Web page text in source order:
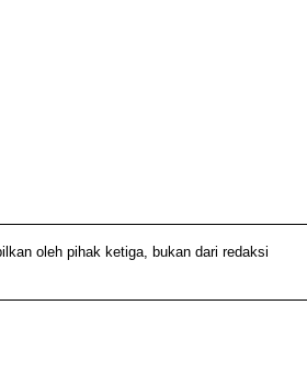
oleh pihak ketiga, bukan dari redaksi